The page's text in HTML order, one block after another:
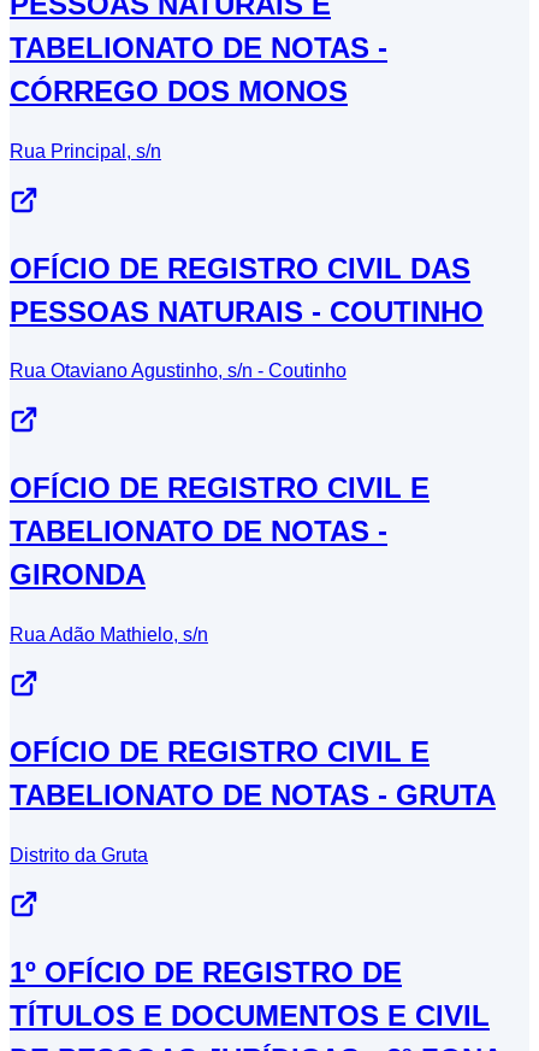
TABELIONATO DE NOTAS -
CÓRREGO DOS MONOS
Rua Principal, s/n
OFÍCIO DE REGISTRO CIVIL DAS
PESSOAS NATURAIS - COUTINHO
Rua Otaviano Agustinho, s/n - Coutinho
OFÍCIO DE REGISTRO CIVIL E
TABELIONATO DE NOTAS -
GIRONDA
Rua Adão Mathielo, s/n
OFÍCIO DE REGISTRO CIVIL E
TABELIONATO DE NOTAS - GRUTA
Distrito da Gruta
1º OFÍCIO DE REGISTRO DE
TÍTULOS E DOCUMENTOS E CIVIL